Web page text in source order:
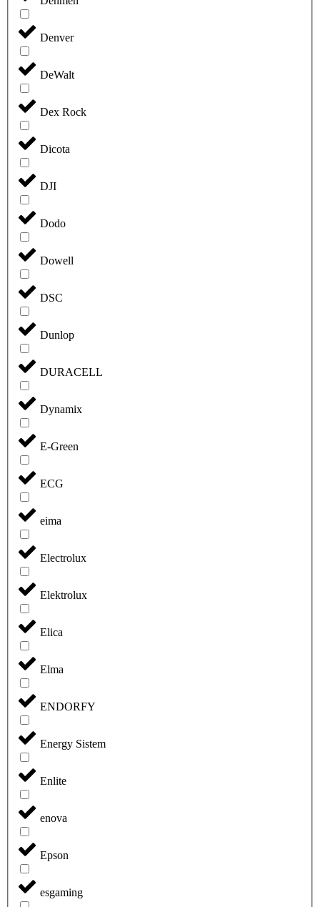
Denver
DeWalt
Dex Rock
Dicota
DJI
Dodo
Dowell
DSC
Dunlop
DURACELL
Dynamix
E-Green
ECG
eima
Electrolux
Elektrolux
Elica
Elma
ENDORFY
Energy Sistem
Enlite
enova
Epson
esgaming